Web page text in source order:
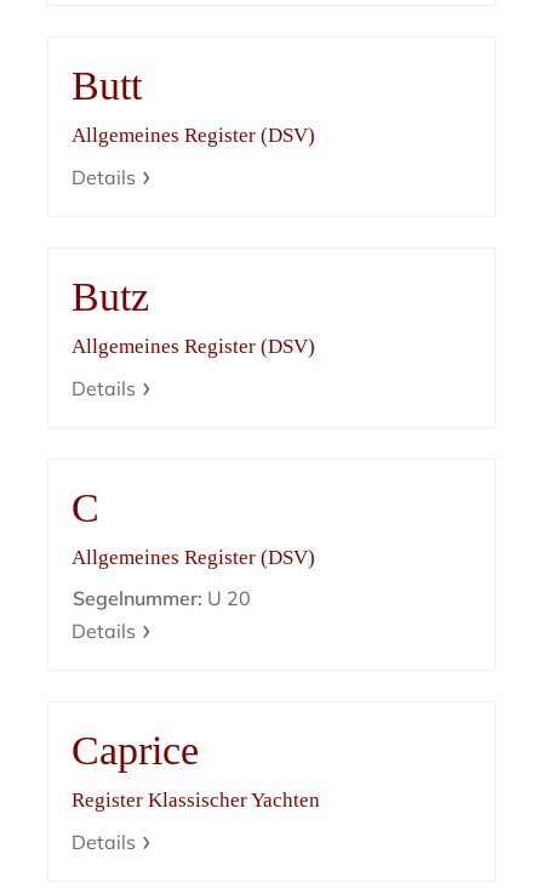
Butt
Allgemeines Register (DSV)
Details
Butz
Allgemeines Register (DSV)
Details
C
Allgemeines Register (DSV)
Segelnummer: U 20
Details
Caprice
Register Klassischer Yachten
Details